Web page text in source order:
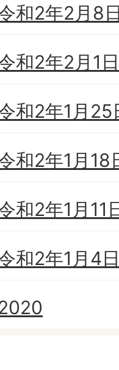
和2年2月8
和2年2月1
和2年1月
和2年1月18
和2年1月11
和2年1月4